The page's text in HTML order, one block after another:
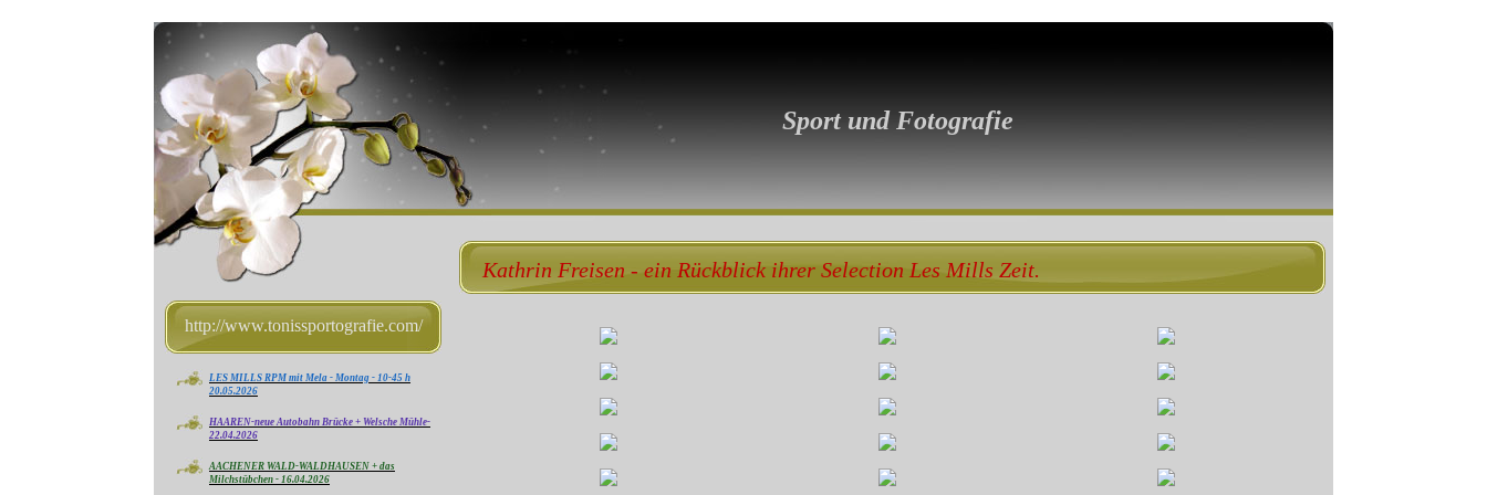
Sport und Fotografie
http://www.tonissportografie.com/
LES MILLS RPM mit Mela - Montag - 10-45 h
20.05.2026
HAAREN-neue Autobahn Brücke + Welsche Mühle-
22.04.2026
AACHENER WALD-WALDHAUSEN + das
Milchstübchen - 16.04.2026
Kathrin Freisen - ein Rückblick ihrer Selection Les Mills Zeit.